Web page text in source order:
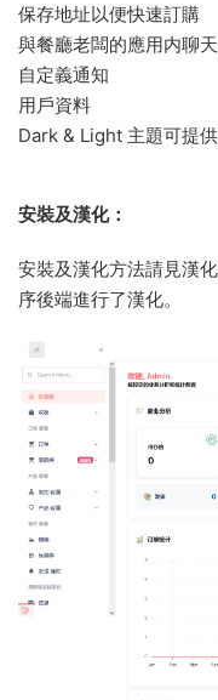
保存地址以便快速訂購
與餐廳老闆的應用内聊天
自定義通知
用戶資料
Dark & Light 主題可提供
安裝及漢化：
安裝及漢化方法請見漢
序後端進行了漢化。